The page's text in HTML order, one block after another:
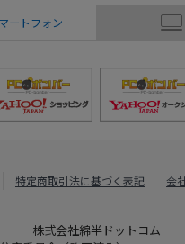
ートフォン
特定商取引法に基づく表記 会
株式会社綿半ドットコム